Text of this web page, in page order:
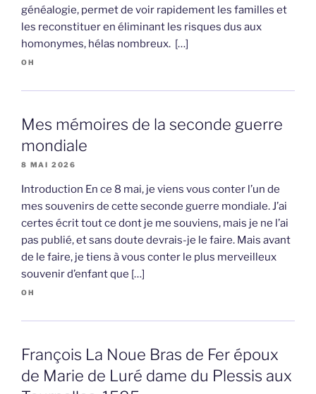
généalogie, permet de voir rapidement les familles et
les reconstituer en éliminant les risques dus aux
homonymes, hélas nombreux. […]
OH
Mes mémoires de la seconde guerre
mondiale
8 MAI 2026
Introduction En ce 8 mai, je viens vous conter l’un de
mes souvenirs de cette seconde guerre mondiale. J’ai
certes écrit tout ce dont je me souviens, mais je ne l’ai
pas publié, et sans doute devrais-je le faire. Mais avant
de le faire, je tiens à vous conter le plus merveilleux
souvenir d’enfant que […]
OH
François La Noue Bras de Fer époux
de Marie de Luré dame du Plessis aux